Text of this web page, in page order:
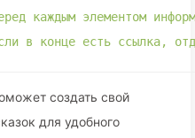
каждым элементом
в конце есть ссылка,
создать свой
для удобного